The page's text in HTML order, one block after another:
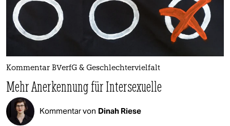
Kommentar BVerfG & Geschlechtervielfalt
Mehr Anerkennung für Intersexuelle
Kommentar von Dinah Riese